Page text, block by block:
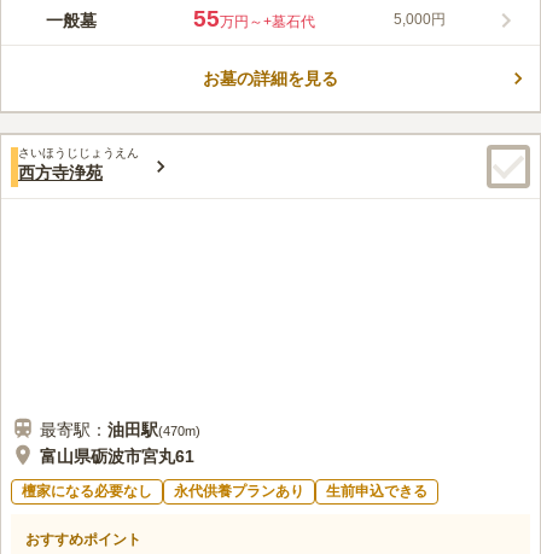
運動公園や野球場、そしてカントルークラブが近くにある霊園で
き出しになっていないので草取りの心配がありません。 16台駐
口コミ評価
この霊園はまだ誰からも評価されていません。
一般墓 55万円～+墓石代 5,000円
お墓の詳細を見る
さいほうじじょうえん
西方寺浄苑
最寄駅： 油田駅(470m)
富山県砺波市宮丸61
檀家になる必要なし 永代供養プランあり 生前申込できる
おすすめポイント